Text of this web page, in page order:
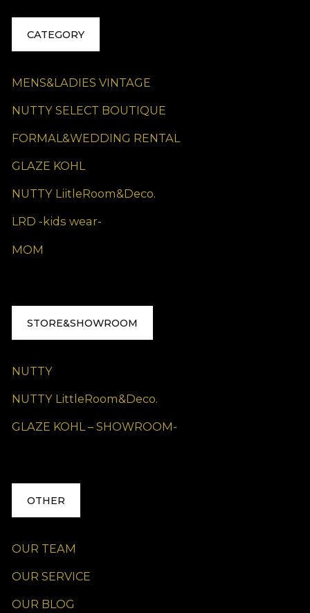
CATEGORY
MENS&LADIES VINTAGE
NUTTY SELECT BOUTIQUE
FORMAL&WEDDING RENTAL
GLAZE KOHL
NUTTY LiitleRoom&Deco.
LRD -kids wear-
MOM
STORE&SHOWROOM
NUTTY
NUTTY LittleRoom&Deco.
GLAZE KOHL – SHOWROOM-
OTHER
OUR TEAM
OUR SERVICE
OUR BLOG